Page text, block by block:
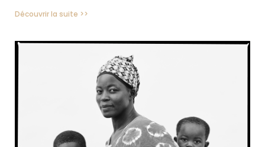
Découvrir la suite >>